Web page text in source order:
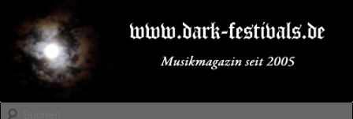
primären
Inhalt
springen
sekundären
Inhalt
springenDARK-FESTIVALS.DE
Suchen